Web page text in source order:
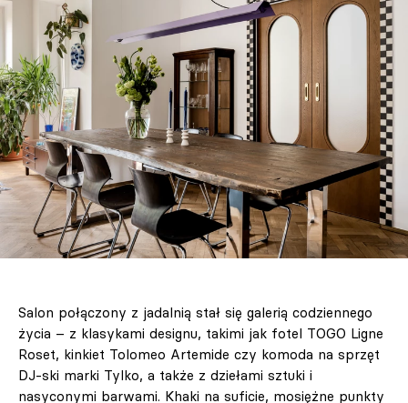
Salon połączony z jadalnią stał się galerią codziennego
życia – z klasykami designu, takimi jak fotel TOGO Ligne
Roset, kinkiet Tolomeo Artemide czy komoda na sprzęt
DJ-ski marki Tylko, a także z dziełami sztuki i
nasyconymi barwami. Khaki na suficie, mosiężne punkty